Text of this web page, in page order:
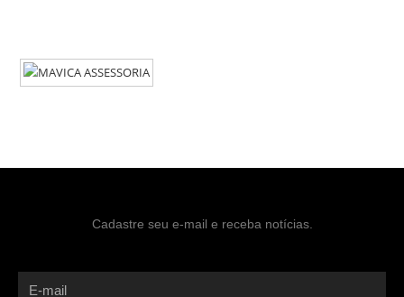
Cadastre seu e-mail e receba notícias.